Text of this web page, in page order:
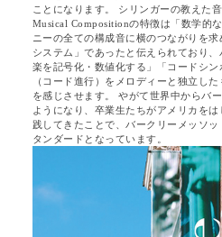
ことになります。 シリンガーの教えた
Musical Compositionの特徴は「数学的
ニーの全ての構成音に横のつながりを
システム」であったと伝えられており
楽を記号化・数値化する」「コードシ
（コード進行）をメロディーと独立し
を感じさせます。 やがて世界中からバ
ようになり、卒業生たちがアメリカを
践してきたことで、バークリーメッソ
タンダードとなっています。